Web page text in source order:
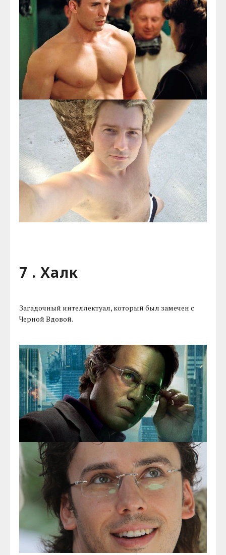
7 . Халк
Загадочный интеллектуал, который был замечен с
Черной Вдовой.